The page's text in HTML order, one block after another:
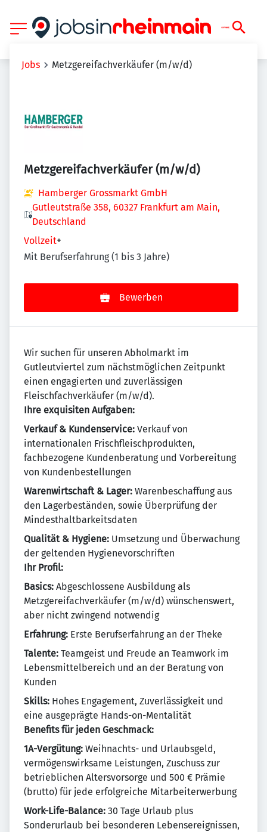
Jobs Metzgereifachverkäufer (m/w/d)
Metzgereifachverkäufer (m/w/d)
Hamberger Grossmarkt GmbH
Gutleutstraße 358, 60327 Frankfurt am Main,
Deutschland
Vollzeit+
Mit Berufserfahrung (1 bis 3 Jahre)
Bewerben
Wir suchen für unseren Abholmarkt im
Gutleutviertel zum nächstmöglichen Zeitpunkt
einen engagierten und zuverlässigen
Fleischfachverkäufer (m/w/d).
Ihre exquisiten Aufgaben:
Verkauf & Kundenservice: Verkauf von
internationalen Frischfleischprodukten,
fachbezogene Kundenberatung und Vorbereitung
von Kundenbestellungen
Warenwirtschaft & Lager: Warenbeschaffung aus
den Lagerbeständen, sowie Überprüfung der
Mindesthaltbarkeitsdaten
Qualität & Hygiene: Umsetzung und Überwachung
der geltenden Hygienevorschriften
Ihr Profil:
Basics: Abgeschlossene Ausbildung als
Metzgereifachverkäufer (m/w/d) wünschenswert,
aber nicht zwingend notwendig
Erfahrung: Erste Berufserfahrung an der Theke
Talente: Teamgeist und Freude an Teamwork im
Lebensmittelbereich und an der Beratung von
Kunden
Skills: Hohes Engagement, Zuverlässigkeit und
eine ausgeprägte Hands-on-Mentalität
Benefits für jeden Geschmack:
1A-Vergütung: Weihnachts- und Urlaubsgeld,
vermögenswirksame Leistungen, Zuschuss zur
betrieblichen Altersvorsorge und 500 € Prämie
(brutto) für jede erfolgreiche Mitarbeiterwerbung
Work-Life-Balance: 30 Tage Urlaub plus
Sonderurlaub bei besonderen Lebensereignissen,